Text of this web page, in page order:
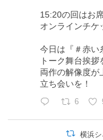
15:20の回はお
オンラインチケ
今日は『＃赤い
トーク舞台挨拶
両作の解像度が
立ち会いを！
6
横浜